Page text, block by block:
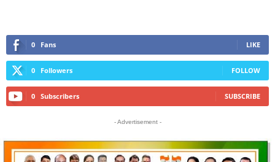
0 Fans LIKE
0 Followers FOLLOW
0 Subscribers SUBSCRIBE
- Advertisement -